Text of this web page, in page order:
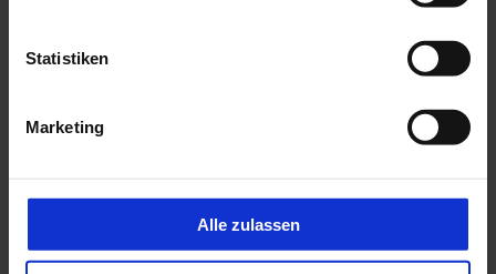
Statistiken
Marketing
Alle zulassen
Ihre Ansprechpartnerin